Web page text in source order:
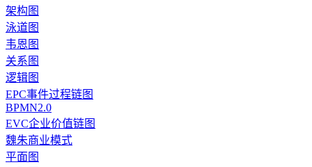
架构图
泳道图
韦恩图
关系图
逻辑图
EPC事件过程链图
BPMN2.0
EVC企业价值链图
魏朱商业模式
平面图